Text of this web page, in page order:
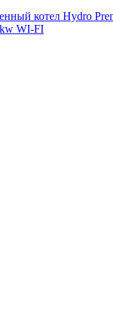
котел Hydro
WI-FI